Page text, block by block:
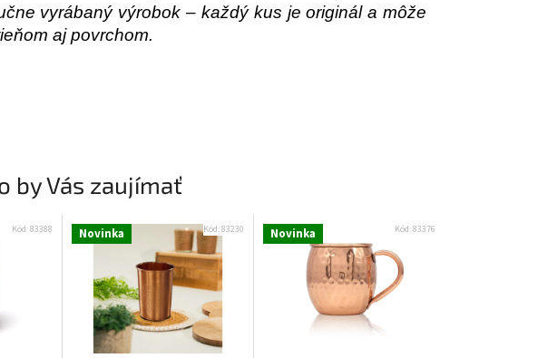
vyrábaný výrobok – každý kus je originál a môže
aj povrchom.
by Vás zaujímať
Kód:83388 Novinka Kód:83230 Novinka Kód:83376